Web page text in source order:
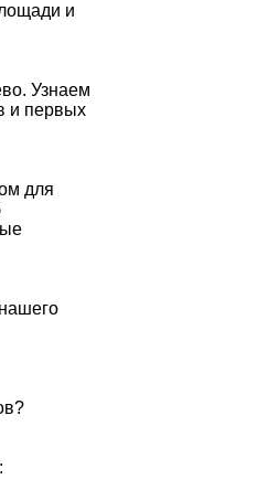
и
Узнаем
и первых
для